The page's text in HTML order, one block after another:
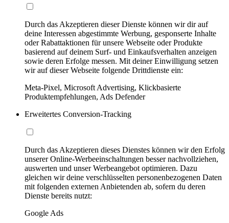
Durch das Akzeptieren dieser Dienste können wir dir auf
deine Interessen abgestimmte Werbung, gesponserte Inhalte
oder Rabattaktionen für unsere Webseite oder Produkte
basierend auf deinem Surf- und Einkaufsverhalten anzeigen
sowie deren Erfolge messen. Mit deiner Einwilligung setzen
wir auf dieser Webseite folgende Drittdienste ein:
Meta-Pixel, Microsoft Advertising, Klickbasierte
Produktempfehlungen, Ads Defender
Erweitertes Conversion-Tracking
Durch das Akzeptieren dieses Dienstes können wir den Erfolg
unserer Online-Werbeeinschaltungen besser nachvollziehen,
auswerten und unser Werbeangebot optimieren. Dazu
gleichen wir deine verschlüsselten personenbezogenen Daten
mit folgenden externen Anbietenden ab, sofern du deren
Dienste bereits nutzt:
Google Ads